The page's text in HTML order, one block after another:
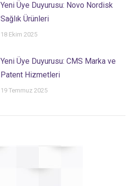
Yeni Üye Duyurusu: Novo Nordisk
Sağlık Ürünleri
18 Ekim 2025
Yeni Üye Duyurusu: CMS Marka ve
Patent Hizmetleri
19 Temmuz 2025